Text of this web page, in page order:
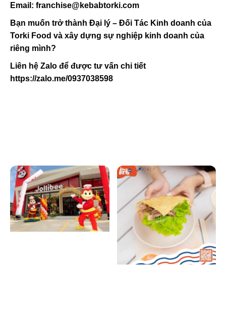
Email: franchise@kebabtorki.com
Bạn muốn trở thành Đại lý – Đối Tác Kinh doanh của
Torki Food và xây dựng sự nghiệp kinh doanh của
riêng mình?
Liên hệ Zalo để được tư vấn chi tiết
https://zalo.me/0937038598